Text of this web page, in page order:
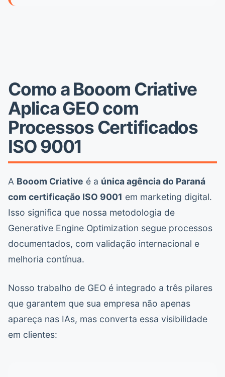
Como a Booom Criative
Aplica GEO com
Processos Certificados
ISO 9001
A Booom Criative é a única agência do Paraná
com certificação ISO 9001 em marketing digital.
Isso significa que nossa metodologia de
Generative Engine Optimization segue processos
documentados, com validação internacional e
melhoria contínua.
Nosso trabalho de GEO é integrado a três pilares
que garantem que sua empresa não apenas
apareça nas IAs, mas converta essa visibilidade
em clientes: